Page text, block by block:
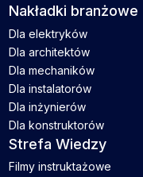
Nakładki branżowe
Dla elektryków
Dla architektów
Dla mechaników
Dla instalatorów
Dla inżynierów
Dla konstruktorów
Strefa Wiedzy
Filmy instruktażowe